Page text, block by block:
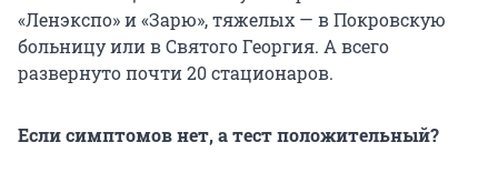
«Ленэкспо» и «Зарю», тяжелых — в Покровскую
больницу или в Святого Георгия. А всего
развернуто почти 20 стационаров.
Если симптомов нет, а тест положительный?